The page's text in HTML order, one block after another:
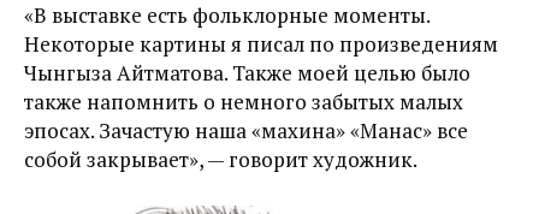
«В выставке есть фольклорные моменты.
Некоторые картины я писал по произведениям
Чынгыза Айтматова. Также моей целью было
также напомнить о немного забытых малых
эпосах. Зачастую наша «махина» «Манас» все
собой закрывает», — говорит художник.